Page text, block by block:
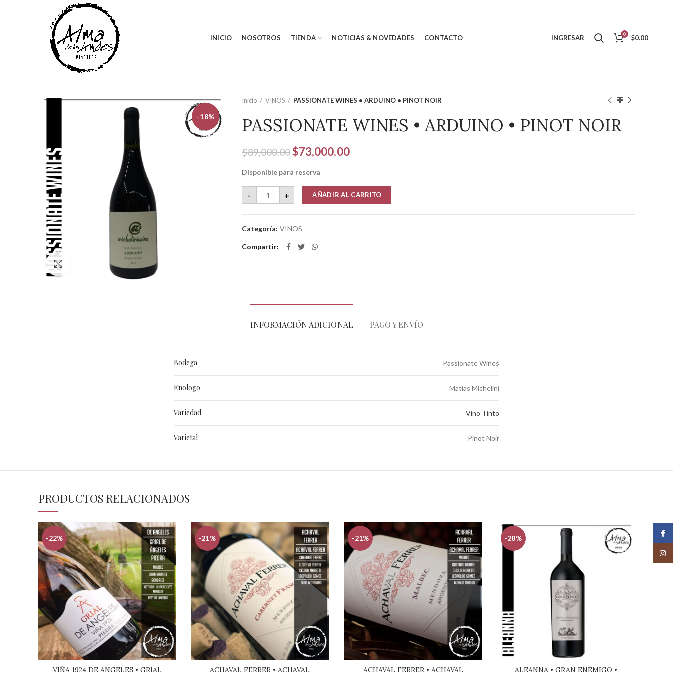
INICIO NOSOTROS TIENDA NOTICIAS & NOVEDADES CONTACTO INGRESAR 0 $0.00
-18%
Clic para ampliar
Inicio VINOS PASSIONATE WINES • ARDUINO • PINOT NOIR
PASSIONATE WINES • ARDUINO • PINOT NOIR
$89,000.00El
original
era:
$89,000.00.
$73,000.00El
es:
$73,000.00.
Disponible para reserva
-
PASSIONATE WINES • ARDUINO • PINOT NOIR cantidad
+ AÑADIR AL CARRITO
Categoría: VINOS
Compartir
INFORMACIÓN ADICIONAL PAGO Y ENVÍO
Bodega Passionate Wines
Enologo Matias Michelini
Variedad Vino Tinto
Varietal Pinot Noir
PRODUCTOS RELACIONADOS
-22%
VIÑA 1924 DE ANGELES • GRIAL
-21%
ACHAVAL FERRER • ACHAVAL
-21%
ACHAVAL FERRER • ACHAVAL
-28%
ALEANNA • GRAN ENEMIGO •
-